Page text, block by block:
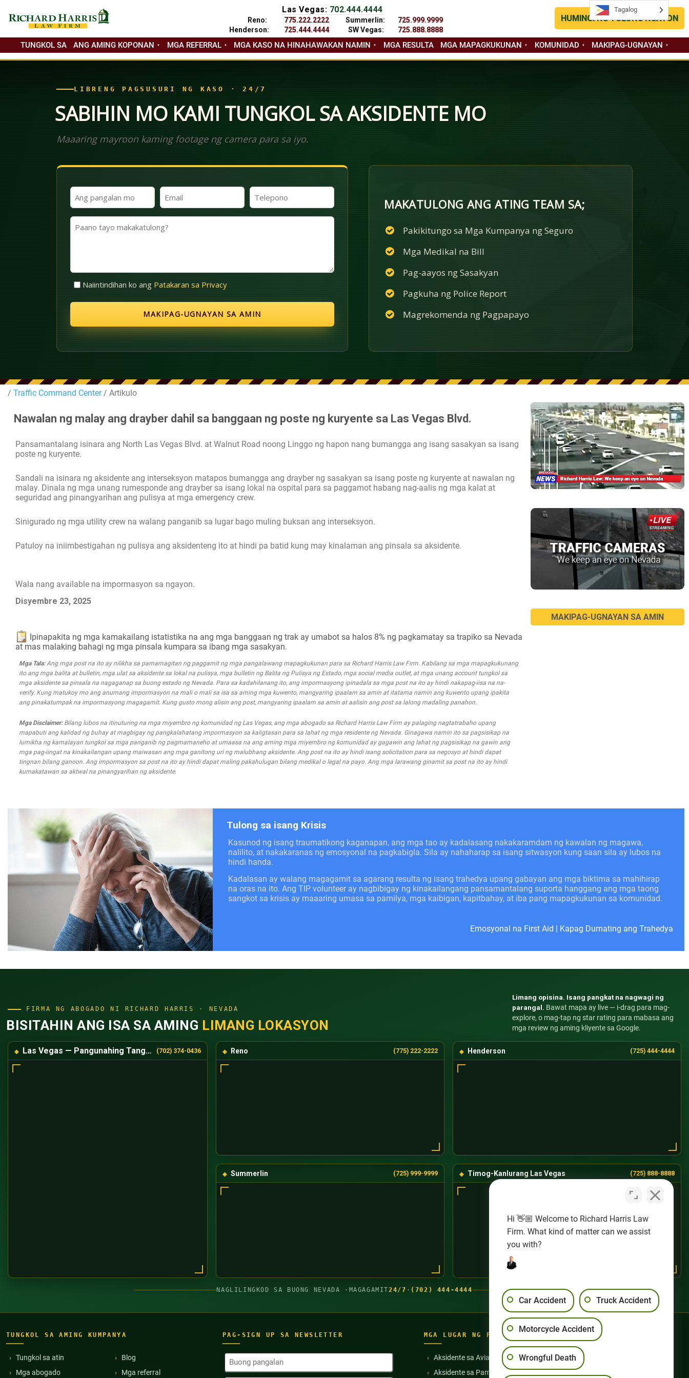
Las Vegas: 702.444.4444
Reno:
775.222.2222
Henderson:
725.444.4444
Summerlin:
725.999.9999
SW Vegas:
725.888.8888
HUMINGI NG TULONG NGAYON
TUNGKOL SA ANG AMING KOPONAN MGA REFERRAL MGA KASO NA HINAHAWAKAN NAMIN MGA RESULTA MGA MAPAGKUKUNAN KOMUNIDAD MAKIPAG-UGNAYAN
LIBRENG PAGSUSURI NG KASO · 24/7
SABIHIN MO KAMI TUNGKOL SA AKSIDENTE MO
Maaaring mayroon kaming footage ng camera para sa iyo.
Ang
Iyong
Pangalan
(Kinakailangan)
Email
(Kinakailangan)
Telepono
(Kinakailangan)
Paano
Walang
Naiintindihan ko ang Patakaran sa Privacy
MAKATULONG ANG ATING TEAM SA;
Pakikitungo sa Mga Kumpanya ng Seguro
Mga Medikal na Bill
Pag-aayos ng Sasakyan
Pagkuha ng Police Report
Magrekomenda ng Pagpapayo
/ Traffic Command Center/ Artikulo
Nawalan ng malay ang drayber dahil sa banggaan ng poste ng kuryente sa Las Vegas Blvd.
Pansamantalang isinara ang North Las Vegas Blvd. at Walnut Road noong Linggo ng hapon nang bumangga ang isang sasakyan sa isang
poste ng kuryente.
Sandali na isinara ng aksidente ang interseksyon matapos bumangga ang drayber ng sasakyan sa isang poste ng kuryente at nawalan ng
malay. Dinala ng mga unang rumesponde ang drayber sa isang lokal na ospital para sa paggamot habang nag-aalis ng mga kalat at
seguridad ang pinangyarihan ang pulisya at mga emergency crew.
Sinigurado ng mga utility crew na walang panganib sa lugar bago muling buksan ang interseksyon.
Patuloy na iniimbestigahan ng pulisya ang aksidenteng ito at hindi pa batid kung may kinalaman ang pinsala sa aksidente.
Wala nang available na impormasyon sa ngayon.
Disyembre 23, 2025
Ipinapakita ng mga kamakailang istatistika na ang mga banggaan ng trak ay umabot sa halos 8% ng pagkamatay sa trapiko sa Nevada
at mas malaking bahagi ng mga pinsala kumpara sa ibang mga sasakyan.
Mga Tala:Ang mga post na ito ay nilikha sa pamamagitan ng paggamit ng mga pangalawang mapagkukunan para sa Richard Harris Law Firm. Kabilang sa mga mapagkukunang
ito ang mga balita at bulletin, mga ulat sa aksidente sa lokal na pulisya, mga bulletin ng Balita ng Pulisya ng Estado, mga social media outlet, at mga unang account tungkol sa
mga aksidente sa pinsala na nagaganap sa buong estado ng Nevada. Para sa kadahilanang ito, ang impormasyong ipinadala sa mga post na ito ay hindi nakapag-iisa na na-
verify. Kung matukoy mo ang anumang impormasyon na mali o mali sa isa sa aming mga kuwento, mangyaring ipaalam sa amin at itatama namin ang kuwento upang ipakita
ang pinakatumpak na impormasyong magagamit. Kung gusto mong alisin ang post, mangyaring ipaalam sa amin at aalisin ang post sa lalong madaling panahon.
Mga Disclaimer:Bilang lubos na itinuturing na mga miyembro ng komunidad ng Las Vegas, ang mga abogado sa Richard Harris Law Firm ay palaging nagtatrabaho upang
mapabuti ang kalidad ng buhay at magbigay ng pangkalahatang impormasyon sa kaligtasan para sa lahat ng mga residente ng Nevada. Ginagawa namin ito sa pagsisikap na
lumikha ng kamalayan tungkol sa mga panganib ng pagmamaneho at umaasa na ang aming mga miyembro ng komunidad ay gagawin ang lahat ng pagsisikap na gawin ang
mga pag-iingat na kinakailangan upang maiwasan ang mga ganitong uri ng malubhang aksidente. Ang post na ito ay hindi isang solicitation para sa negosyo at hindi dapat
tingnan bilang ganoon. Ang impormasyon sa post na ito ay hindi dapat maling pakahulugan bilang medikal o legal na payo. Ang mga larawang ginamit sa post na ito ay hindi
kumakatawan sa aktwal na pinangyarihan ng aksidente.
MAKIPAG-UGNAYAN SA AMIN
Tulong sa isang Krisis
Kasunod ng isang traumatikong kaganapan, ang mga tao ay kadalasang nakakaramdam ng kawalan ng magawa,
nalilito, at nakakaranas ng emosyonal na pagkabigla. Sila ay nahaharap sa isang sitwasyon kung saan sila ay lubos na
hindi handa.
Kadalasan ay walang magagamit sa agarang resulta ng isang trahedya upang gabayan ang mga biktima sa mahihirap
na oras na ito. Ang TIP volunteer ay nagbibigay ng kinakailangang pansamantalang suporta hanggang ang mga taong
sangkot sa krisis ay maaaring umasa sa pamilya, mga kaibigan, kapitbahay, at iba pang mapagkukunan sa komunidad.
Emosyonal na First Aid Kapag Dumating ang Trahedya
FIRMA NG ABOGADO NI RICHARD HARRIS · NEVADA
BISITAHIN ANG ISA SA AMING LIMANG LOKASYON
Limang opisina. Isang pangkat na nagwagi ng
parangal. Bawat mapa ay live — i-drag para mag-
explore, o mag-tap ng star rating para mabasa ang
mga review ng aming kliyente sa Google.
Las Vegas — Pangunahing Tanggapan (702) 374-0436 Reno (775) 222-2222 Henderson (725) 444-4444
Summerlin (725) 999-9999 Timog-Kanlurang Las Vegas (725) 888-8888
NAGLILINGKOD SA BUONG NEVADA · MAGAGAMIT24/7 · (702) 444-4444
TUNGKOL SA AMING KUMPANYA
Tungkol sa atin
Mga abogado
Blog
Mga referral
PAG-SIGN UP SA NEWSLETTER
Buong
Pangalan
MGA LUGAR NG PAGSASANAY
Aksidente sa Aviation
Aksidente sa Pamamangka
Aksidente sa Motorsiklo
Pang-aabuso sa Nursing Home
Tagalog
Tagalog
Hi 👋🏼 Welcome to Richard Harris Law
Firm. What kind of matter can we assist
you with?
Car Accident Truck Accident
Motorcycle Accident
Wrongful Death